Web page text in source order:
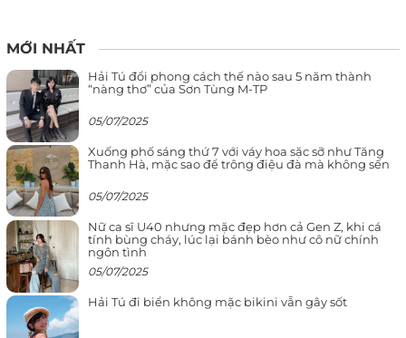
MỚI NHẤT
Hải Tú đổi phong cách thế nào sau 5 năm thành
“nàng thơ” của Sơn Tùng M-TP
05/07/2025
Xuống phố sáng thứ 7 với váy hoa sặc sỡ như Tăng
Thanh Hà, mặc sao để trông điệu đà mà không sến
05/07/2025
Nữ ca sĩ U40 nhưng mặc đẹp hơn cả Gen Z, khi cá
tính bùng cháy, lúc lại bánh bèo như cô nữ chính
ngôn tình
05/07/2025
Hải Tú đi biển không mặc bikini vẫn gây sốt